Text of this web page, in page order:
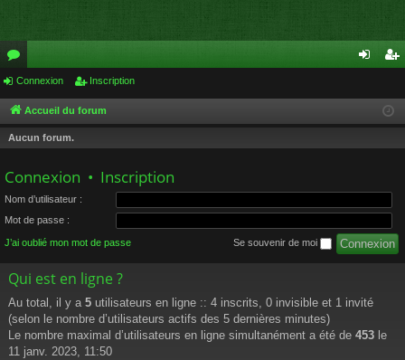
or
u
m
cri
Connexion Inscription
Accueil du forum
Aucun forum.
Connexion • Inscription
Nom d’utilisateur :
Mot de passe :
J’ai oublié mon mot de passe Se souvenir de moi
Qui est en ligne ?
Au total, il y a 5 utilisateurs en ligne :: 4 inscrits, 0 invisible et 1 invité
(selon le nombre d’utilisateurs actifs des 5 dernières minutes)
Le nombre maximal d’utilisateurs en ligne simultanément a été de 453 le
11 janv. 2023, 11:50